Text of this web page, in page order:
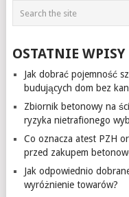
OSTATNIE WPISY
Jak dobrać pojemność
budujących dom bez
Zbiornik betonowy na
ryzyka nietrafionego
Co oznacza atest PZH
przed zakupem
Jak odpowiednio
wyróżnienie towarów?